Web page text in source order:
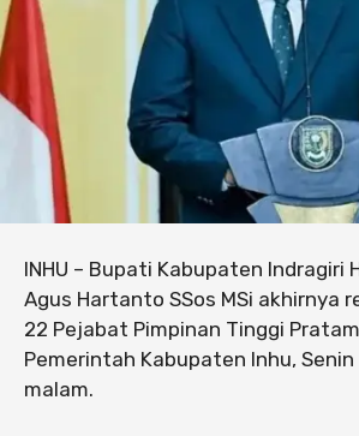
INHU – Bupati Kabupaten Indragiri
Agus Hartanto SSos MSi akhirnya
22 Pejabat Pimpinan Tinggi
Pemerintah Kabupaten Inhu,
malam.